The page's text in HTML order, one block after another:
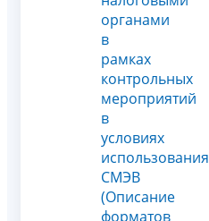
органами
в
рамках
контрольных
мероприятий
в
условиях
использования
СМЭВ
(Описание
форматов